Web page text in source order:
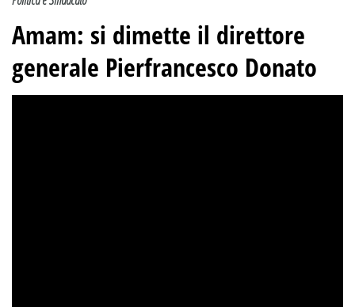
Amam: si dimette il direttore
generale Pierfrancesco Donato